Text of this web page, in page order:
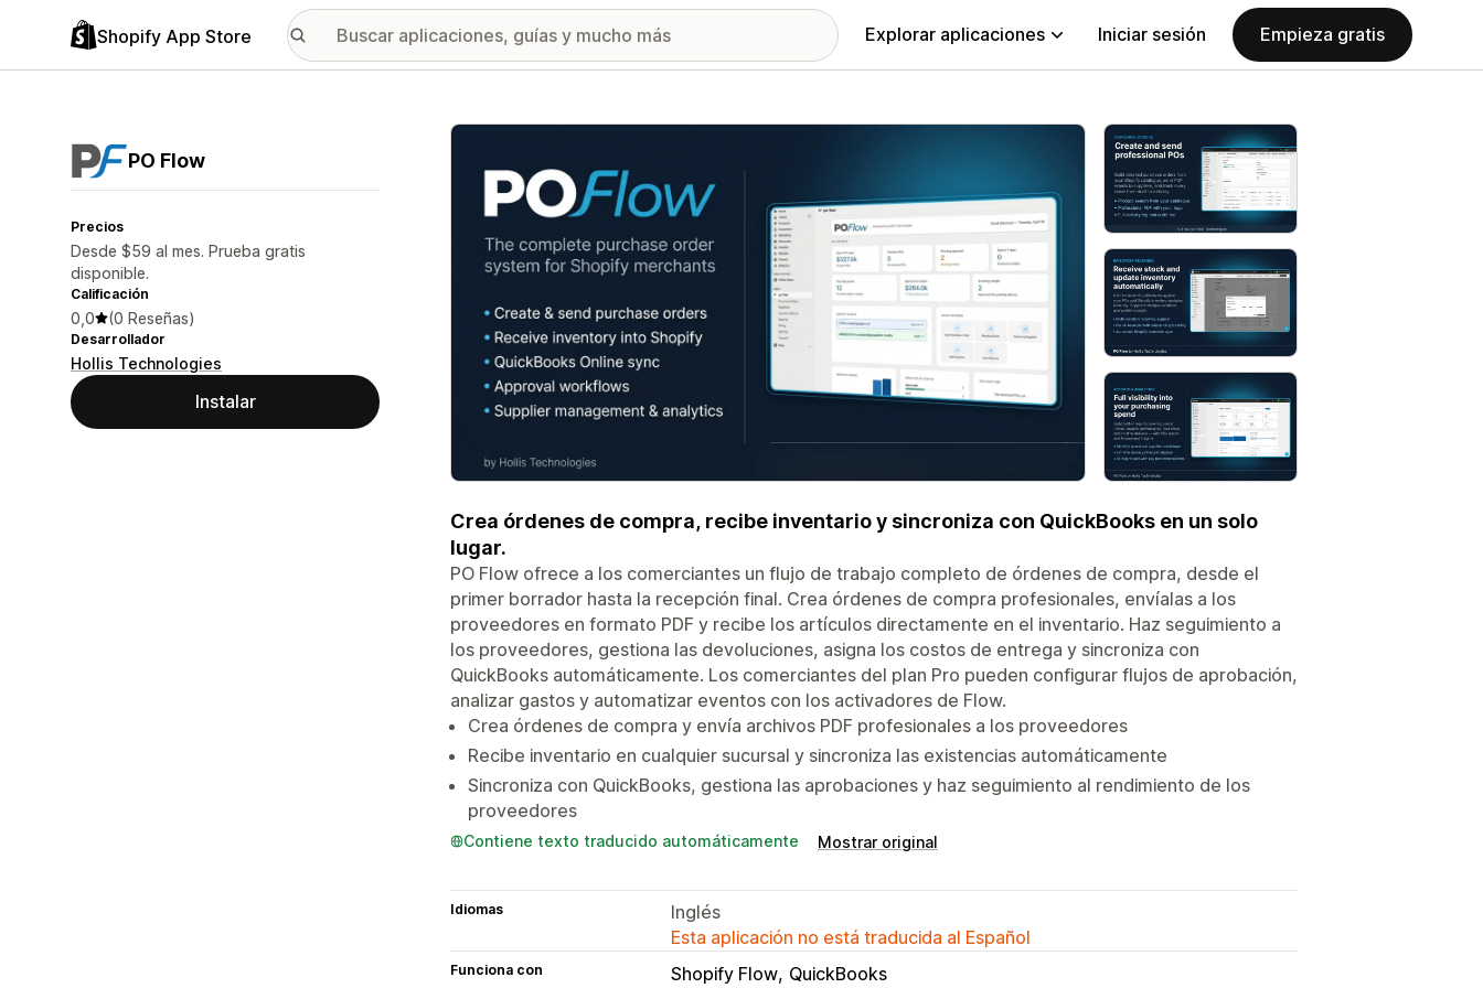
Shopify App Store Explorar aplicaciones Iniciar sesión Empieza gratis
PO Flow
Precios
Desde $59 al mes. Prueba gratis
disponible.
Calificación
0,0 (0 Reseñas)
Desarrollador
Hollis Technologies
Instalar
Galería de imágenes destacadas
Crea órdenes de compra, recibe inventario y sincroniza con QuickBooks en un solo
lugar.
PO Flow ofrece a los comerciantes un flujo de trabajo completo de órdenes de compra, desde el
primer borrador hasta la recepción final. Crea órdenes de compra profesionales, envíalas a los
proveedores en formato PDF y recibe los artículos directamente en el inventario. Haz seguimiento a
los proveedores, gestiona las devoluciones, asigna los costos de entrega y sincroniza con
QuickBooks automáticamente. Los comerciantes del plan Pro pueden configurar flujos de aprobación,
analizar gastos y automatizar eventos con los activadores de Flow.
Crea órdenes de compra y envía archivos PDF profesionales a los proveedores
Recibe inventario en cualquier sucursal y sincroniza las existencias automáticamente
Sincroniza con QuickBooks, gestiona las aprobaciones y haz seguimiento al rendimiento de los
proveedores
Contiene texto traducido automáticamente Mostrar original
Idiomas
Inglés
Esta aplicación no está traducida al Español
Funciona con Shopify Flow QuickBooks